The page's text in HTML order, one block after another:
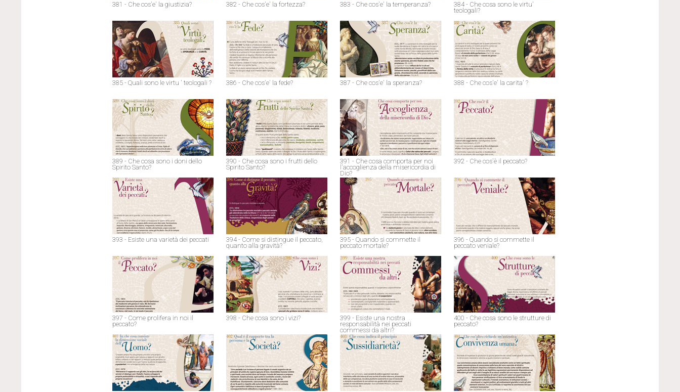
381 - Che cos'e' la giustizia? 382 - Che cos'e' la fortezza? 383 - Che cos'e' la temperanza?
384 - Che cosa sono le virtu'
teologali?
385 - Quali sono le virtu ' teologali ? 386 - Che cos'e' la fede? 387 - Che cos'e' la speranza? 388 - Che cos'e' la carita' ?
389 - Che cosa sono i doni dello
Spirito Santo?
390 - Che cosa sono i frutti dello
Spirito Santo?
391 - Che cosa comporta per noi
l'accoglienza della misericordia di
Dio?
392 - Che cos'è il peccato?
393 - Esiste una varietà dei peccati
394 - Come si distingue il peccato,
quanto alla gravità?
395 - Quando si commette il
peccato mortale?
396 - Quando si commette il
peccato veniale?
397 - Come prolifera in noi il
peccato?
398 - Che cosa sono i vizi?
399 - Esiste una nostra
responsabilità nei peccati
commessi da altri?
400 - Che cosa sono le strutture di
peccato?